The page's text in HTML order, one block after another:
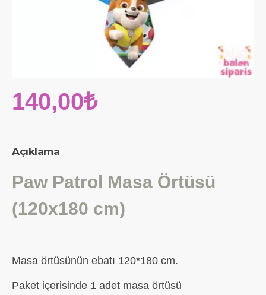
Açıklama
Paw Patrol Masa Örtüsü
(120x180 cm)
Masa örtüsünün ebatı 120*180 cm.
Paket içerisinde 1 adet masa örtüsü
140,00₺